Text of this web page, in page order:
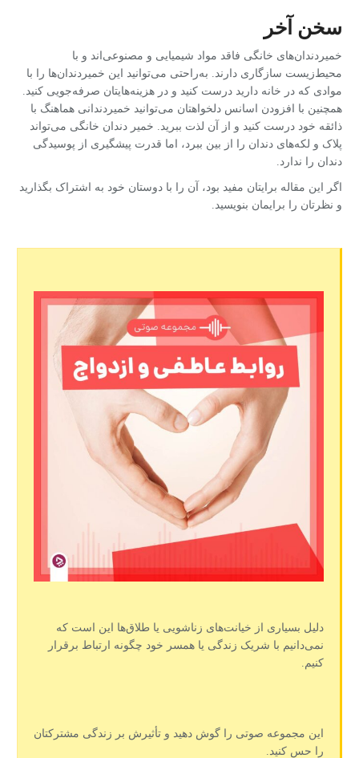
سخن آخر
خمیردندان‌های خانگی فاقد مواد شیمیایی و مصنوعی‌اند و با
محیط‌زیست سازگاری دارند. به‌راحتی می‌توانید این خمیردندان‌ها را با
موادی که در خانه دارید درست کنید و در هزینه‌هایتان صرفه‌جویی کنید.
همچنین با افزودن اسانس دلخواهتان می‌توانید خمیردندانی هماهنگ با
ذائقه خود درست کنید و از آن لذت ببرید. خمیر دندان خانگی می‌تواند
پلاک و لکه‌های دندان را از بین ببرد، اما قدرت پیشگیری از پوسیدگی
دندان را ندارد.
اگر این مقاله برایتان مفید بود، آن را با دوستان خود به اشتراک بگذارید
و نظرتان را برایمان بنویسید.
دلیل بسیاری از خیانت‌های زناشویی یا طلاق‌ها این است که
نمی‌دانیم با شریک زندگی یا همسر خود چگونه ارتباط برقرار
کنیم.
این مجموعه صوتی را گوش دهید و تأثیرش بر زندگی مشترکتان
را حس کنید.